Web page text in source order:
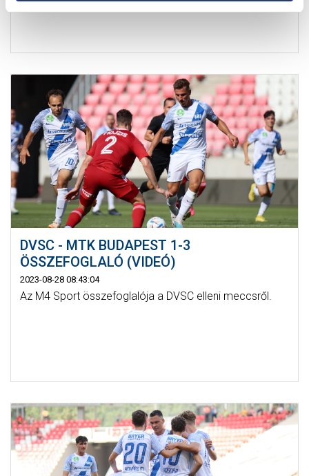
DVSC - MTK BUDAPEST 1-3
ÖSSZEFOGLALÓ (VIDEÓ)
2023-08-28 08:43:04
Az M4 Sport összefoglalója a DVSC elleni meccsről.